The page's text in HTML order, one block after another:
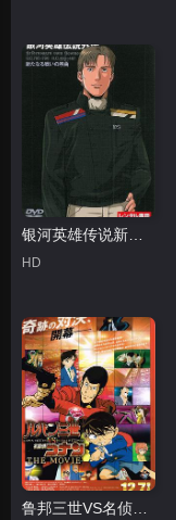
银河英雄传说新战争的序曲
HD